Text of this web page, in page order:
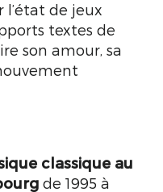
l’état de jeux
textes de
son amour, sa
classique au
de 1995 à